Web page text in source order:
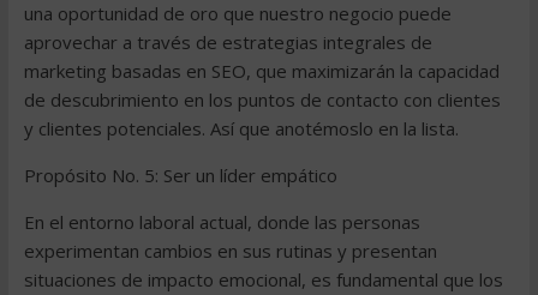
una oportunidad de oro que nuestro negocio puede
aprovechar a través de estrategias integrales de
marketing basadas en SEO, que maximizarán la capacidad
de descubrimiento en los puntos de contacto con clientes
y clientes potenciales. Así que anotémoslo en la lista.
Propósito No. 5: Ser un líder empático
En el entorno laboral actual, donde las personas
experimentan cambios en sus rutinas y presentan
situaciones de impacto emocional, es fundamental que los